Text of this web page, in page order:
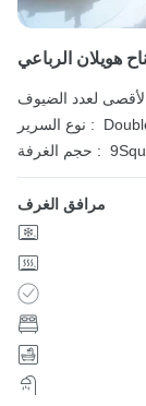
هويلان الرباعي
نوع السرير :
حجم الغرفة :
مرافق الغرف